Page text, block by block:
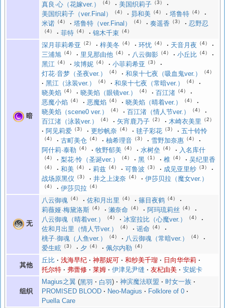
真良·心（花嫁ver.） （4） 美国织莉子 （3）
美国织莉子（ver.Final） （4） 昴和美 （4） 塔鲁特 （4）
米诺 （4） 塔鲁特（ver.Final） （4） 奏遥香 （3） 忍野忍
（4） 菲特 （4） 锦木千束 （4）
暗
深月菲莉希亚 （2） 梓美冬 （4） 环忧 （4） 天音月夜 （4）
三浦旭 （4） 里见那由他 （4） 八云御影 （4） 小丘比 （4）
黑江 （4） 埃博妮 （4） 小菲莉希亚 （3）
灯花·音梦（圣夜ver.） （4） 和泉十七夜（吸血鬼ver.） （4）
黑江（泳装ver.） （4） 和泉十七夜（常暗ver.） （4）
晓美焰 （4） 晓美焰（眼镜ver.） （4） 百江渚 （4）
恶魔小焰 （4） 恶魔焰 （4） 晓美焰（晴着ver.） （4）
晓美焰（scene0 ver.） （4） 百江渚（情人节ver.） （4）
百江渚（泳装ver.） （4） 矢宵鹿乃子 （2） 木崎衣美里 （2）
阿见莉爱 （3） 更纱帆奈 （4） 毬子彩花 （3） 五十铃怜
（4） 古町美仓 （4） 柚希理音 （3） 雪野加奈惠 （4）
阿什莉·泰勒 （4） 牧野郁美 （4） 水树垒 （4） 入名库什
（4） 梨花·怜（圣诞ver.） （4） 黑 （1） 椎 （4） 吴纪里香
（4） 和美 （4） 莉兹 （4） 可鲁波 （3） 成见亚里纱 （3）
战场原黑仪 （3） 井之上泷奈 （4） 伊莎贝拉（魔女ver.）
（4） 伊莎贝拉 （4）
无
八云御魂 （4） 佐和月出里 （4） 篠目夜鹤 （4）
莉薇娅·梅黛洛斯 （4） 濑奈命 （4） 阿玛琉莉丝 （4）
八云御魂（晴着ver.） （4） 冰室拉比（心魔ver.） （4）
佐和月出里（情人节ver.） （4） 谣命 （4）
桃子·御魂（人鱼ver.） （4） 八云御魂（常暗ver.） （4）
爱生眩 （3） 夕 （4） 佩尔内勒 （4）
其他
丘比 浅海早纪 神那妮可 和纱美千瑠
日向华华莉
托尔特
弗蕾修 莱姆 伊津见尹缝 友杞由美 安妮卡
组织
Magius之翼 黑羽 白羽 神滨魔法联盟
时女一族
PROMISED BLOOD
Neo-Magius
Folklore of 0
Puella Care